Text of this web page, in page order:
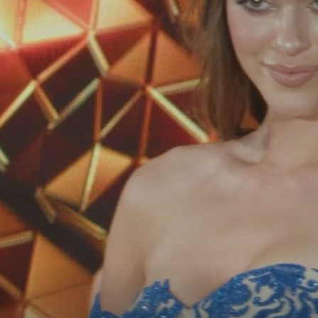
+9
OD MODNE PISTE DO POMAGANJA DRUGIMA
Laura Gnjatović vratila se poslu na
pomoći: "Uhvatio me stres..."